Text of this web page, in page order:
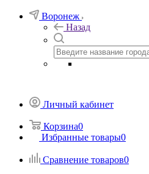
Воронеж
Назад
Личный кабинет
Корзина0
Избранные товары0
Сравнение товаров0